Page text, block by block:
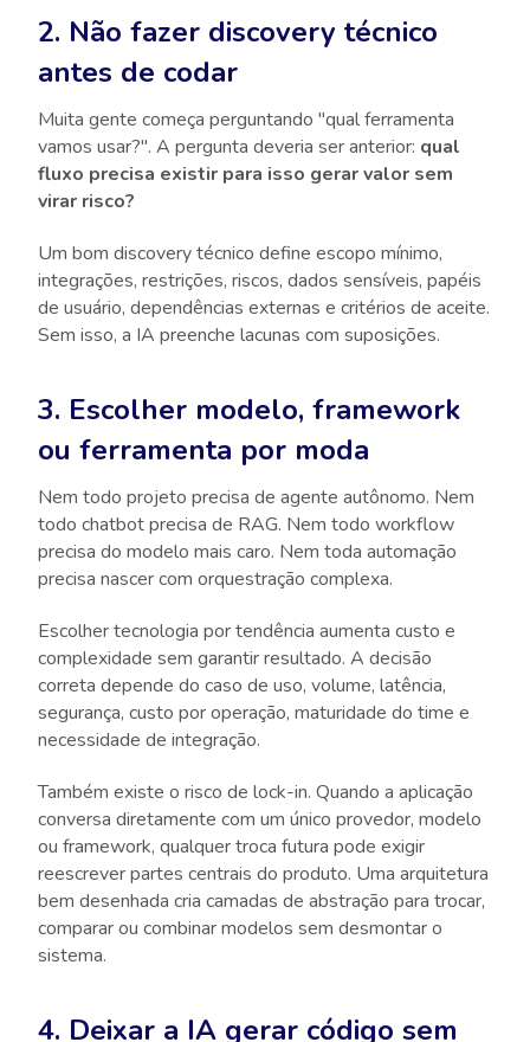
2. Não fazer discovery técnico
antes de codar
Muita gente começa perguntando "qual ferramenta
vamos usar?". A pergunta deveria ser anterior: qual
fluxo precisa existir para isso gerar valor sem
virar risco?
Um bom discovery técnico define escopo mínimo,
integrações, restrições, riscos, dados sensíveis, papéis
de usuário, dependências externas e critérios de aceite.
Sem isso, a IA preenche lacunas com suposições.
3. Escolher modelo, framework
ou ferramenta por moda
Nem todo projeto precisa de agente autônomo. Nem
todo chatbot precisa de RAG. Nem todo workflow
precisa do modelo mais caro. Nem toda automação
precisa nascer com orquestração complexa.
Escolher tecnologia por tendência aumenta custo e
complexidade sem garantir resultado. A decisão
correta depende do caso de uso, volume, latência,
segurança, custo por operação, maturidade do time e
necessidade de integração.
Também existe o risco de lock-in. Quando a aplicação
conversa diretamente com um único provedor, modelo
ou framework, qualquer troca futura pode exigir
reescrever partes centrais do produto. Uma arquitetura
bem desenhada cria camadas de abstração para trocar,
comparar ou combinar modelos sem desmontar o
sistema.
4. Deixar a IA gerar código sem